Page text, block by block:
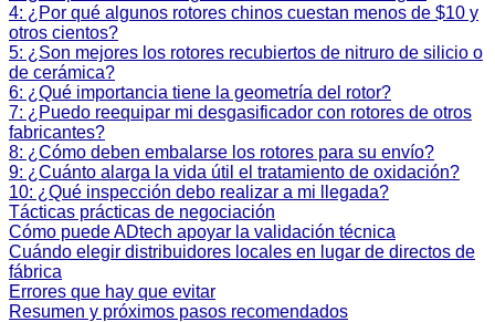
4: ¿Por qué algunos rotores chinos cuestan menos de $10 y
otros cientos?
5: ¿Son mejores los rotores recubiertos de nitruro de silicio o
de cerámica?
6: ¿Qué importancia tiene la geometría del rotor?
7: ¿Puedo reequipar mi desgasificador con rotores de otros
fabricantes?
8: ¿Cómo deben embalarse los rotores para su envío?
9: ¿Cuánto alarga la vida útil el tratamiento de oxidación?
10: ¿Qué inspección debo realizar a mi llegada?
Tácticas prácticas de negociación
Cómo puede ADtech apoyar la validación técnica
Cuándo elegir distribuidores locales en lugar de directos de
fábrica
Errores que hay que evitar
Resumen y próximos pasos recomendados